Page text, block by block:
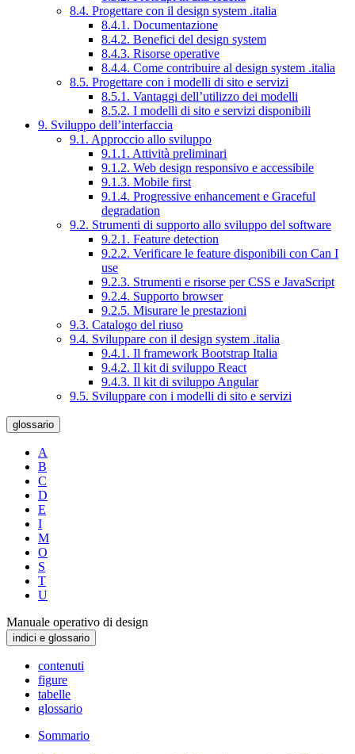
8.4. Progettare con il design system .italia
8.4.1. Documentazione
8.4.2. Benefici del design system
8.4.3. Risorse operative
8.4.4. Come contribuire al design system .italia
8.5. Progettare con i modelli di sito e servizi
8.5.1. Vantaggi dell’utilizzo dei modelli
8.5.2. I modelli di sito e servizi disponibili
9. Sviluppo dell’interfaccia
9.1. Approccio allo sviluppo
9.1.1. Attività preliminari
9.1.2. Web design responsivo e accessibile
9.1.3. Mobile first
9.1.4. Progressive enhancement e Graceful
degradation
9.2. Strumenti di supporto allo sviluppo del software
9.2.1. Feature detection
9.2.2. Verificare le feature disponibili con Can I
use
9.2.3. Strumenti e risorse per CSS e JavaScript
9.2.4. Supporto browser
9.2.5. Misurare le prestazioni
9.3. Catalogo del riuso
9.4. Sviluppare con il design system .italia
9.4.1. Il framework Bootstrap Italia
9.4.2. Il kit di sviluppo React
9.4.3. Il kit di sviluppo Angular
9.5. Sviluppare con i modelli di sito e servizi
glossario
A
B
C
D
E
I
M
O
S
T
U
Manuale operativo di design
indici e glossario
contenuti
figure
tabelle
glossario
Sommario